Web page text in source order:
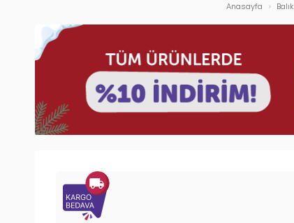
Anasayfa Balık